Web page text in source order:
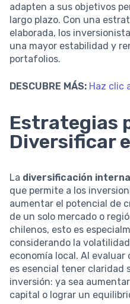
adapten a sus objetivos
largo plazo. Con una
elaborada, los
una mayor estabilidad y
portafolios.
DESCUBRE MÁS: Haz clic
Estrategias
Diversificar
La diversificación
que permite a los
aumentar el potencial de
de un solo mercado o
chilenos, esto es
considerando la
economía local. Al
es esencial tener claridad
inversión: ya sea
capital o lograr un